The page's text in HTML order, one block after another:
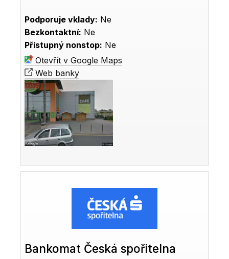
Podporuje vklady: Ne
Bezkontaktní: Ne
Přístupný nonstop: Ne
Otevřít v Google Maps
Web banky
Bankomat Česká spořitelna